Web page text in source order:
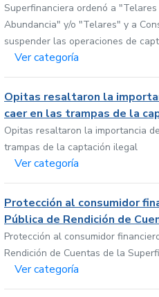
Superfinanciera ordenó a
Abundancia" y/o "Telares" y a
suspender las operaciones de
Ver categoría
Opitas resaltaron la
caer en las trampas de la
Opitas resaltaron la importancia
trampas de la captación ilegal
Ver categoría
Protección al consumidor
Pública de Rendición de
Protección al consumidor
Rendición de Cuentas de la
Ver categoría